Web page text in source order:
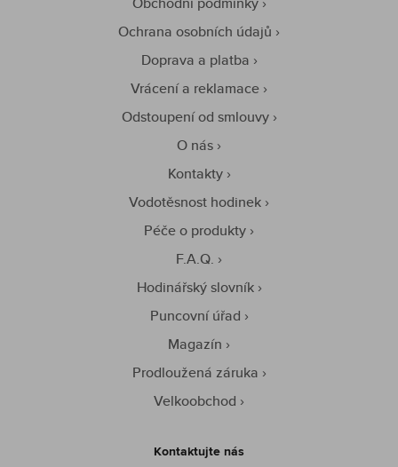
Ochrana osobních údajů
Doprava a platba
Vrácení a reklamace
Odstoupení od smlouvy
O nás
Kontakty
Vodotěsnost hodinek
Péče o produkty
F.A.Q.
Hodinářský slovník
Puncovní úřad
Magazín
Prodloužená záruka
Velkoobchod
Kontaktujte nás